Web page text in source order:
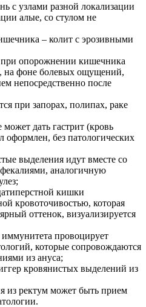
с узлами разной локализации
алые, со стулом не
– колит с эрозивными
при опорожнении кишечника
на фоне болевых ощущений,
непосредственно после
при запорах, полипах, раке
дать гастрит (кровь
оформлен, без патологических
выделения идут вместе со
аналогичную
кишки
кровоточивостью, которая
оттенок, визуализируется
провоцирует
которые сопровождаются
из ануса;
кровянистых выделений из
из ректум может быть прием